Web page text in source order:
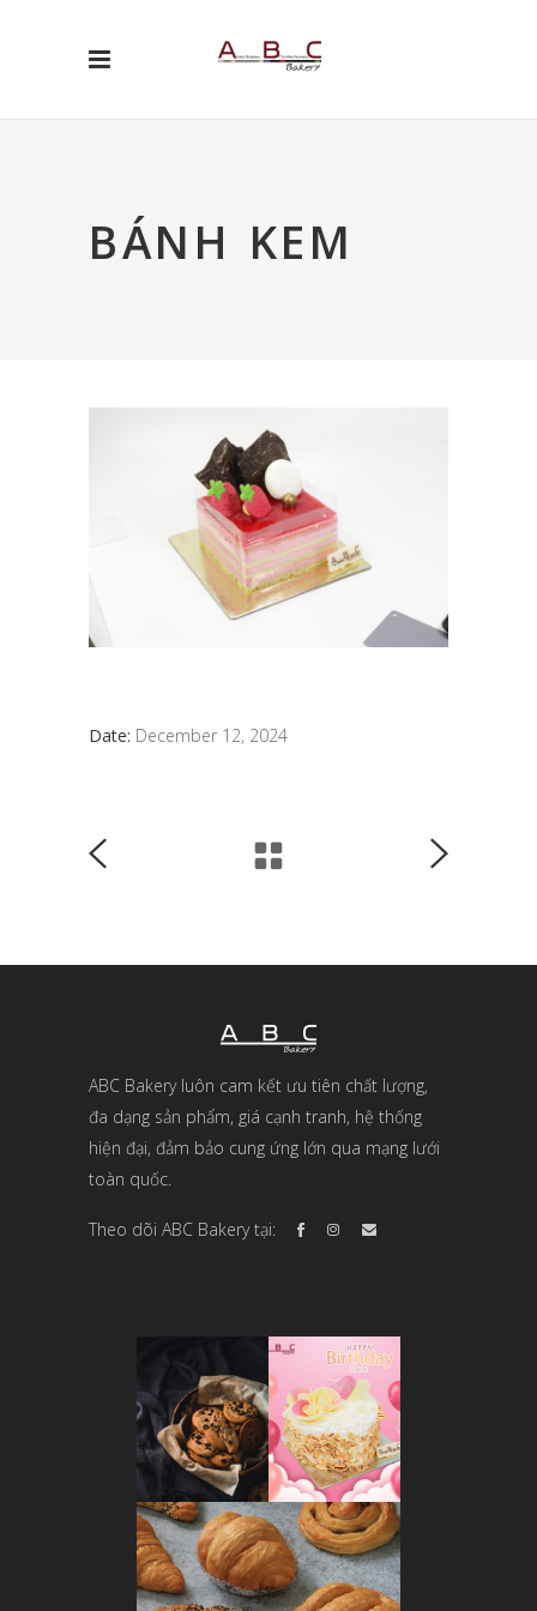
BÁNH KEM
Date: December 12, 2024
ABC Bakery luôn cam kết ưu tiên chất lượng,
đa dạng sản phẩm, giá cạnh tranh, hệ thống
hiện đại, đảm bảo cung ứng lớn qua mạng lưới
toàn quốc.
Theo dõi ABC Bakery tại: